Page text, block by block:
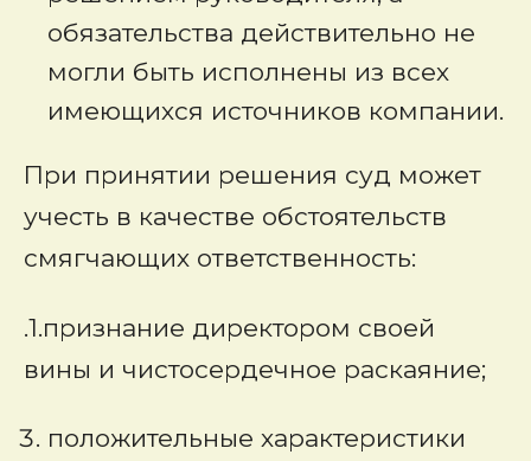
обязательства действительно не
могли быть исполнены из всех
имеющихся источников компании.
При принятии решения суд может
учесть в качестве обстоятельств
смягчающих ответственность:
.1.признание директором своей
вины и чистосердечное раскаяние;
положительные характеристики